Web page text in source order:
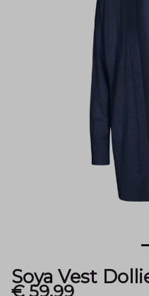
Menger
Mode
Soya Vest
€ 59,99